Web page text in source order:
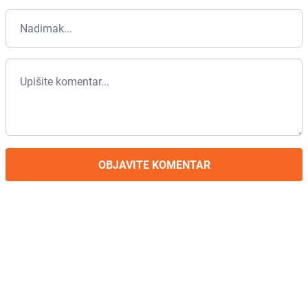
OBJAVITE KOMENTAR